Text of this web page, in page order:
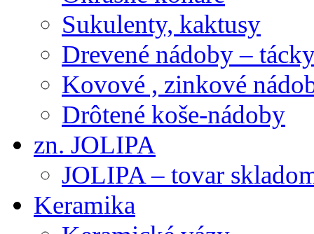
Sukulenty, kaktusy
Drevené nádoby –
Kovové , zinkové
Drôtené koše-nádoby
zn. JOLIPA
JOLIPA – tovar
Keramika